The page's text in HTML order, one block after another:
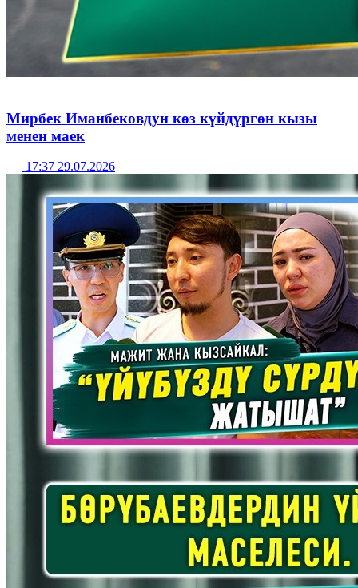
Мирбек Иманбековдун көз күйдүргөн кызы
менен маек
17:37 29.07.2026